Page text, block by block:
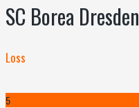
SC Borea Dresden
Loss
5